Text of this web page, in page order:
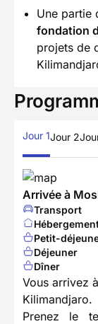
Une partie
fondation
projets de
Jour 1Jour 2
Arrivée à
Transport
Petit-
Déjeuner
Dîner
Vous arrivez
Kilimandjaro.
Prenez le